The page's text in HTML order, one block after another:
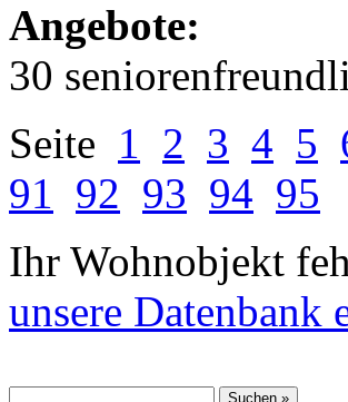
Angebote:
30
Seite 1 2 3 4 5
91 92 93 94 95
Ihr Wohnobjekt
unsere Datenbank